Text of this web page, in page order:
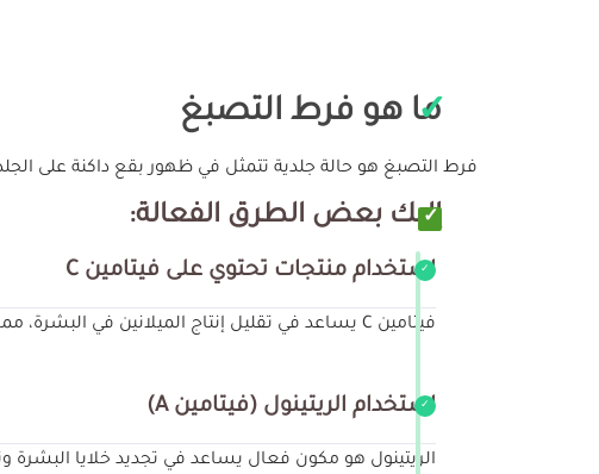
ما هو فرط التصبغ
فرط التصبغ هو حالة جلدية تتمثل في ظهور بقع داكنة على
إليك بعض الطرق الفعالة:
استخدام منتجات تحتوي على فيتامين C
فيتامين C يساعد في تقليل إنتاج الميلانين في البشرة، مما يساعد في تفتيح البقع الداكنة ويعزز إشراق البشرة.
استخدام الريتينول (فيتامين A)
الريتينول هو مكون فعال يساعد في تجديد خلايا